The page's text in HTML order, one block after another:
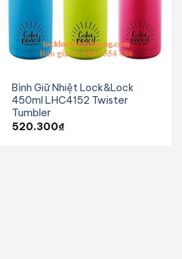
Bình Giữ Nhiệt Lock&Lock
450ml LHC4152 Twister
Tumbler
520.300₫